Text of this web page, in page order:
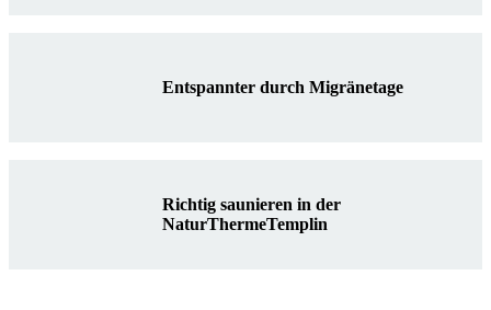
Entspannter durch Migränetage
Richtig saunieren in der
NaturThermeTemplin